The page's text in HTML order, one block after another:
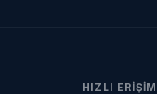
HIZLI ERIŞIM